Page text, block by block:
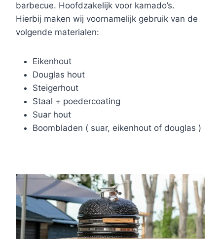
barbecue. Hoofdzakelijk voor kamado’s.
Hierbij maken wij voornamelijk gebruik van de
volgende materialen:
Eikenhout
Douglas hout
Steigerhout
Staal + poedercoating
Suar hout
Boombladen ( suar, eikenhout of douglas )